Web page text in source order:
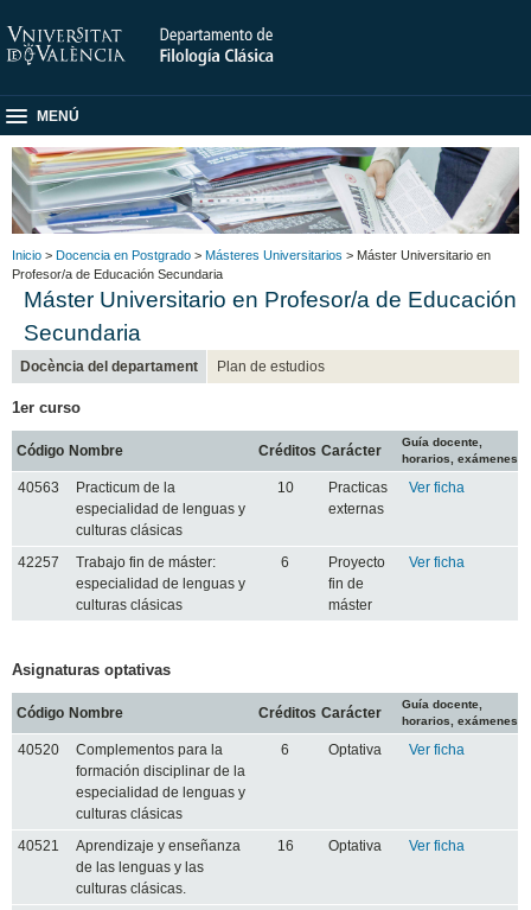
MENÚ
Inicio > Docencia en Postgrado > Másteres Universitarios > Máster Universitario en
Profesor/a de Educación Secundaria
Máster Universitario en Profesor/a de Educación
Secundaria
Docència del departament Plan de estudios
1er curso
Código Nombre Créditos Carácter
Guía docente,
horarios, exámenes
40563
Practicum de la
especialidad de lenguas y
culturas clásicas
10
Practicas
externas
Ver ficha
42257
Trabajo fin de máster:
especialidad de lenguas y
culturas clásicas
6
Proyecto
fin de
máster
Ver ficha
Asignaturas optativas
Código Nombre Créditos Carácter
Guía docente,
horarios, exámenes
40520
Complementos para la
formación disciplinar de la
especialidad de lenguas y
culturas clásicas
6 Optativa Ver ficha
40521
Aprendizaje y enseñanza
de las lenguas y las
culturas clásicas.
16 Optativa Ver ficha